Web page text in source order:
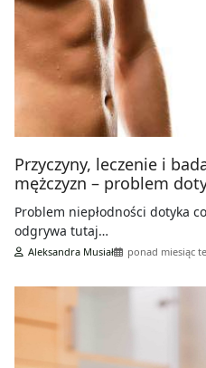
Przyczyny, leczenie i
mężczyzn – problem
Problem niepłodności dotyka
odgrywa tutaj…
Aleksandra Musiał ponad miesiąc